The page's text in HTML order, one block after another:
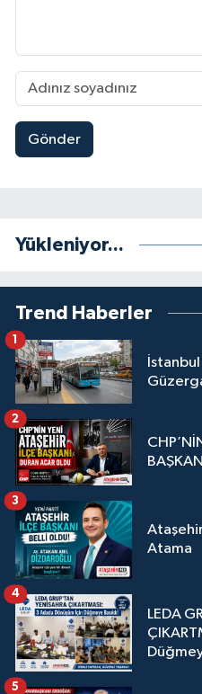
Gönder
Yükleniyor...
Trend Haberler
1
2
Atama
3
LEDA
4
5